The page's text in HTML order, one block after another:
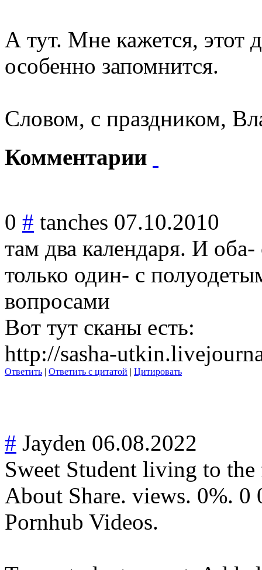
А тут. Мне кажется, этот
особенно запомнится.
Словом, с праздником,
Комментарии
0 # tanches 07.10.2010
там два календаря. И
только один- с
вопросами
Вот тут сканы есть:
http://sasha-
Ответить | Ответить с цитатой | Цитировать
# Jayden 06.08.2022
Sweet Student living to
About Share. views. 0%.
Pornhub Videos.